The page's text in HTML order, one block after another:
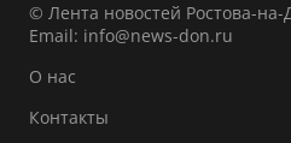
© Лента новостей Ростова-на-
Email: info@news-don.ru
О нас
Контакты